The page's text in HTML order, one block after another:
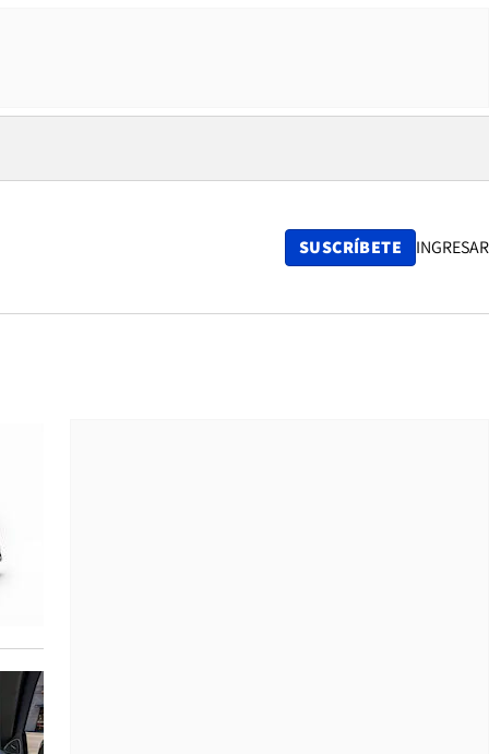
SUSCRÍBETE INGRESAR